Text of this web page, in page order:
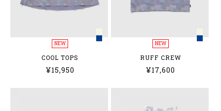
NEW
COOL TOPS
¥15,950
NEW
RUFF CREW
¥17,600